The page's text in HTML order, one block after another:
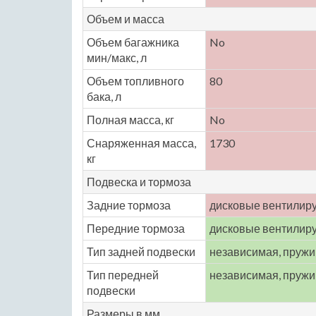
Объем и масса
Объем багажника
мин/макс, л
No
Объем топливного
бака, л
80
Полная масса, кг
No
Снаряженная масса,
кг
1730
Подвеска и тормоза
Задние тормоза
дисковые
Передние тормоза
дисковые
Тип задней подвески
независимая,
Тип передней
подвески
независимая,